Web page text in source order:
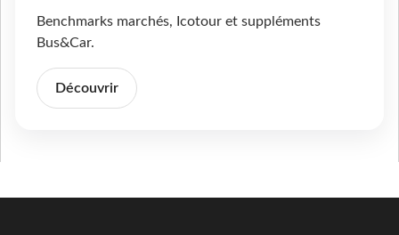
Benchmarks marchés, Icotour et suppléments
Bus&Car.
Découvrir